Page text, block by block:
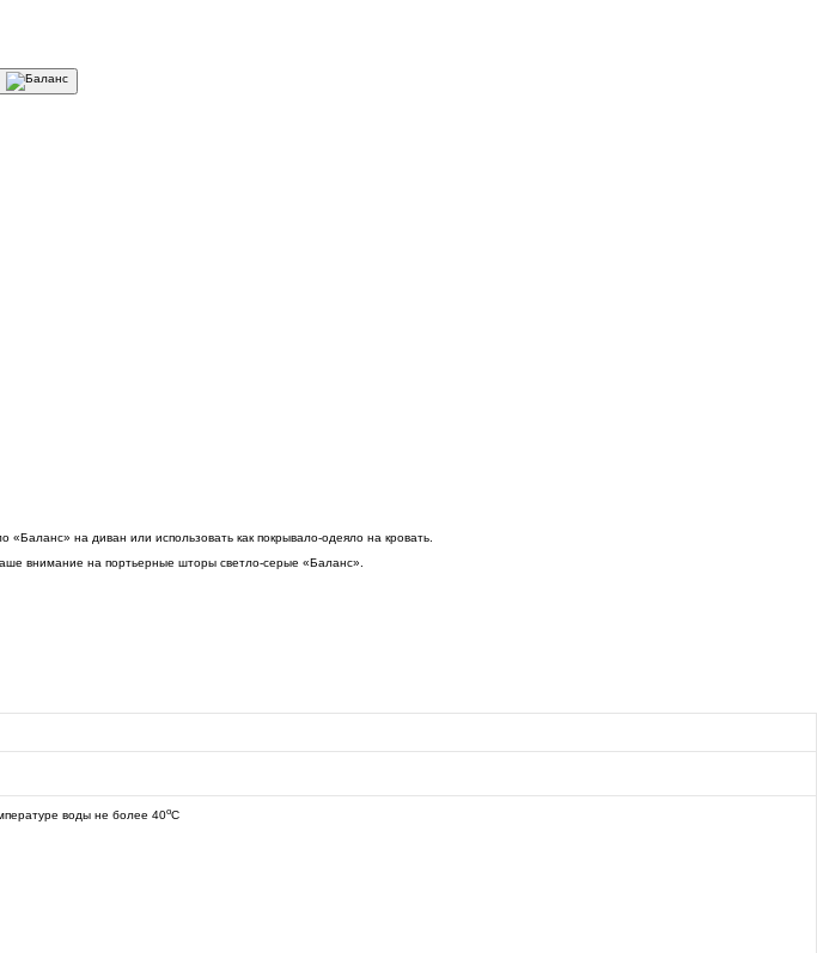
на диван или использовать как покрывало-одеяло на кровать.
внимание на портьерные шторы светло-серые «Баланс».
воды не более 40oC